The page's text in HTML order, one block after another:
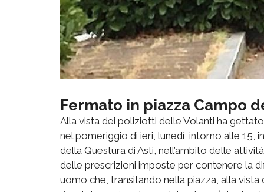
Fermato in piazza Campo
Alla vista dei poliziotti delle Volanti ha
nel pomeriggio di ieri, lunedì, intorno alle 15,
della Questura di Asti, nell’ambito delle
delle prescrizioni imposte per contenere la
uomo che, transitando nella piazza, alla